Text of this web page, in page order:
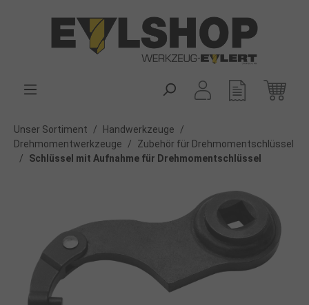
Unser Sortiment / Handwerkzeuge
/
Drehmomentwerkzeuge
/
Zubehör für Drehmomentschlüssel
/
Schlüssel mit Aufnahme für Drehmomentschlüssel